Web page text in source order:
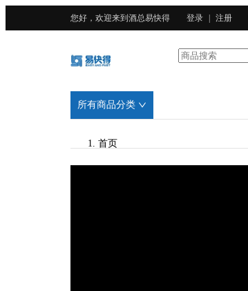
您好，欢迎来到酒总易快得 登录 注册
所有商品分类
首页